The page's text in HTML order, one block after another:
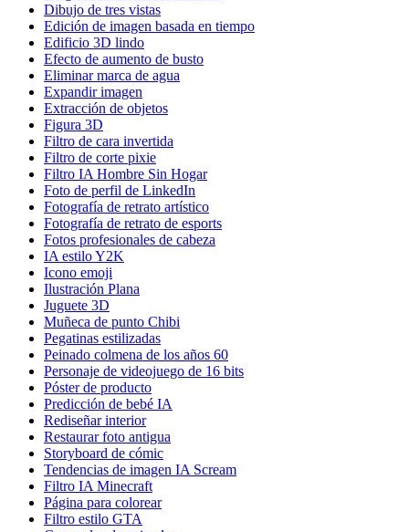
Dibujo de tres vistas
Edición de imagen basada en tiempo
Edificio 3D lindo
Efecto de aumento de busto
Eliminar marca de agua
Expandir imagen
Extracción de objetos
Figura 3D
Filtro de cara invertida
Filtro de corte pixie
Filtro IA Hombre Sin Hogar
Foto de perfil de LinkedIn
Fotografía de retrato artístico
Fotografía de retrato de esports
Fotos profesionales de cabeza
IA estilo Y2K
Icono emoji
Ilustración Plana
Juguete 3D
Muñeca de punto Chibi
Pegatinas estilizadas
Peinado colmena de los años 60
Personaje de videojuego de 16 bits
Póster de producto
Predicción de bebé IA
Rediseñar interior
Restaurar foto antigua
Storyboard de cómic
Tendencias de imagen IA Scream
Filtro IA Minecraft
Página para colorear
Filtro estilo GTA